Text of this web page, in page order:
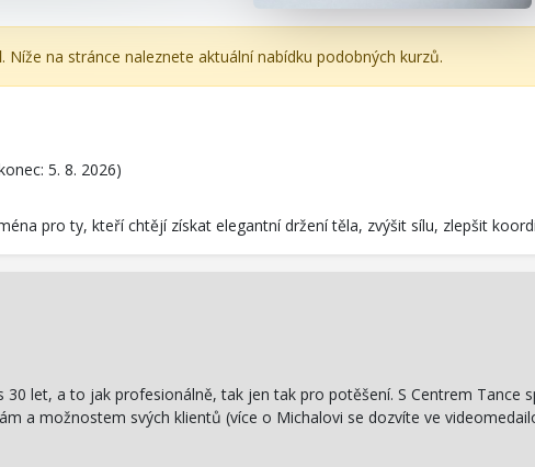
. Níže na stránce naleznete aktuální nabídku podobných kurzů.
5. 8. 2026)
pro ty, kteří chtějí získat elegantní držení těla, zvýšit sílu, zlepšit
let, a to jak profesionálně, tak jen tak pro potěšení. S Centrem Tance
a možnostem svých klientů (více o Michalovi se dozvíte ve